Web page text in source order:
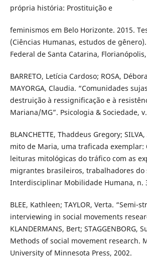
própria história: Prostituição e
feminismos em Belo Horizonte. 2015.
(Ciências Humanas, estudos de
Federal de Santa Catarina,
BARRETO, Letícia Cardoso; ROSA,
MAYORGA, Claudia. “Comunidades
destruição à ressignificação e à
Mariana/MG”. Psicologia & Sociedade,
BLANCHETTE, Thaddeus Gregory;
mito de Maria, uma traficada exemplar:
leituras mitológicas do tráfico com as
migrantes brasileiros, trabalhadores do
Interdisciplinar Mobilidade Humana, n.
BLEE, Kathleen; TAYLOR, Verta. “Semi-
interviewing in social movements
KLANDERMANS, Bert; STAGGENBORG,
Methods of social movement research.
University of Minnesota Press, 2002.